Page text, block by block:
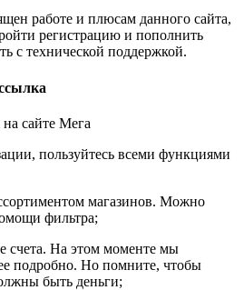
работе и плюсам данного сайта,
регистрацию и пополнить
с технической поддержкой.
сайте Мега
пользуйтесь всеми функциями
магазинов. Можно
фильтра;
счета. На этом моменте мы
подробно. Но помните, чтобы
быть деньги;